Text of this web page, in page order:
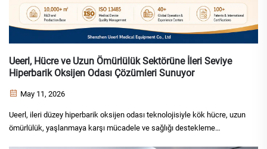
Ueerl, Hücre ve Uzun Ömürlülük Sektörüne İleri Seviye
Hiperbarik Oksijen Odası Çözümleri Sunuyor
May 11, 2026
Ueerl, ileri düzey hiperbarik oksijen odası teknolojisiyle kök hücre, uzun
ömürlülük, yaşlanmaya karşı mücadele ve sağlığı destekleme